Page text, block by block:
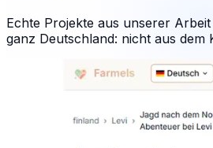
Echte Projekte aus unserer
ganz Deutschland: nicht aus dem